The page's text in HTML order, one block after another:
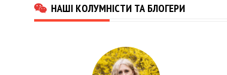
НАШІ КОЛУМНІСТИ ТА БЛОГЕРИ